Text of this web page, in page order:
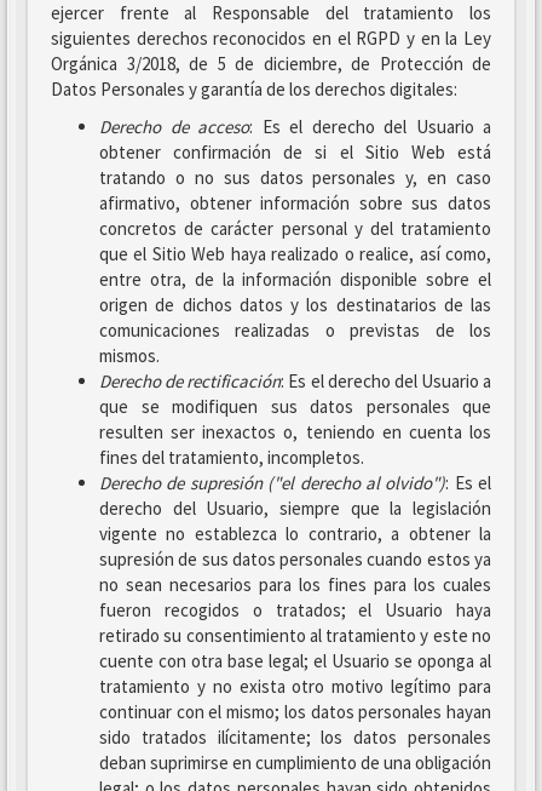
ejercer frente al Responsable del tratamiento los
siguientes derechos reconocidos en el RGPD y en la Ley
Orgánica 3/2018, de 5 de diciembre, de Protección de
Datos Personales y garantía de los derechos digitales:
Derecho de acceso: Es el derecho del Usuario a
obtener confirmación de si el Sitio Web está
tratando o no sus datos personales y, en caso
afirmativo, obtener información sobre sus datos
concretos de carácter personal y del tratamiento
que el Sitio Web haya realizado o realice, así como,
entre otra, de la información disponible sobre el
origen de dichos datos y los destinatarios de las
comunicaciones realizadas o previstas de los
mismos.
Derecho de rectificación: Es el derecho del Usuario a
que se modifiquen sus datos personales que
resulten ser inexactos o, teniendo en cuenta los
fines del tratamiento, incompletos.
Derecho de supresión ("el derecho al olvido"): Es el
derecho del Usuario, siempre que la legislación
vigente no establezca lo contrario, a obtener la
supresión de sus datos personales cuando estos ya
no sean necesarios para los fines para los cuales
fueron recogidos o tratados; el Usuario haya
retirado su consentimiento al tratamiento y este no
cuente con otra base legal; el Usuario se oponga al
tratamiento y no exista otro motivo legítimo para
continuar con el mismo; los datos personales hayan
sido tratados ilícitamente; los datos personales
deban suprimirse en cumplimiento de una obligación